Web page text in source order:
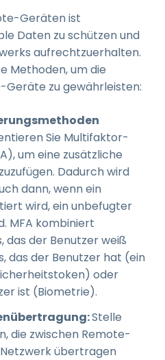
Geräten ist
Daten zu schützen und
aufrechtzuerhalten.
Methoden, um die
zu gewährleisten:
Sie Multifaktor-
um eine zusätzliche
Dadurch wird
dann, wenn ein
wird, ein unbefugter
MFA kombiniert
das der Benutzer weiß
das der Benutzer hat (ein
oder
ist (Biometrie).
Stelle
die zwischen Remote-
übertragen